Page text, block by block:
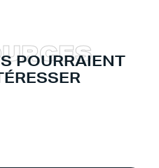
POURRAIENT
URCES